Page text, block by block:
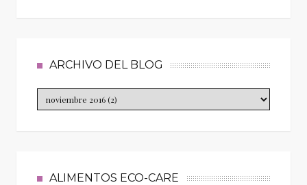
ARCHIVO DEL BLOG
ALIMENTOS ECO-CARE